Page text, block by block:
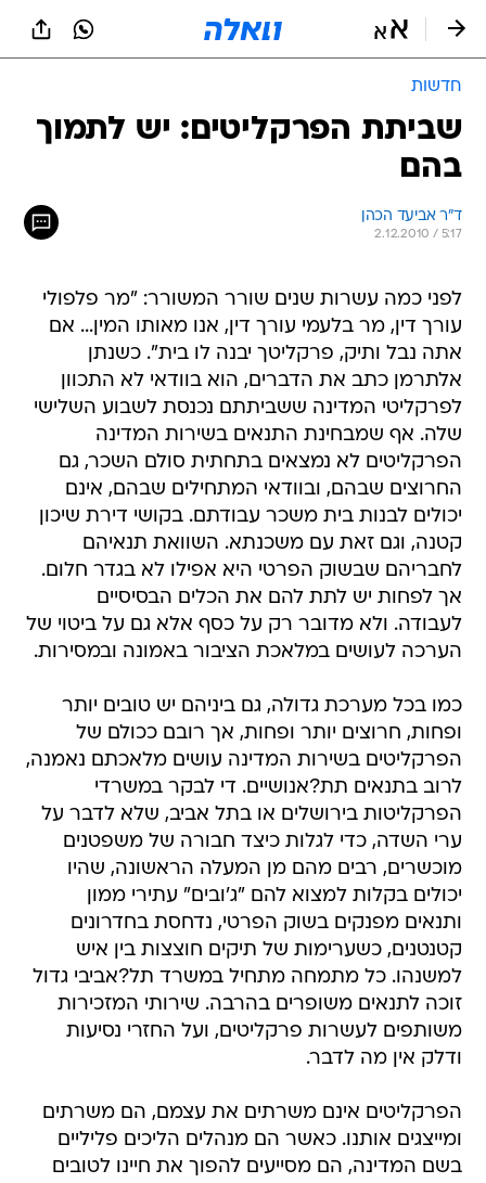
חדשות
שביתת הפרקליטים: יש לתמוך
בהם
ד"ר אביעד הכהן
2.12.2010 / 5:17
לפני כמה עשרות שנים שורר המשורר: "מר פלפולי
עורך דין, מר בלעמי עורך דין, אנו מאותו המין... אם
אתה נבל ותיק, פרקליטך יבנה לו בית". כשנתן
אלתרמן כתב את הדברים, הוא בוודאי לא התכוון
לפרקליטי המדינה ששביתתם נכנסת לשבוע השלישי
שלה. אף שמבחינת התנאים בשירות המדינה
הפרקליטים לא נמצאים בתחתית סולם השכר, גם
החרוצים שבהם, ובוודאי המתחילים שבהם, אינם
יכולים לבנות בית משכר עבודתם. בקושי דירת שיכון
קטנה, וגם זאת עם משכנתא. השוואת תנאיהם
לחבריהם שבשוק הפרטי היא אפילו לא בגדר חלום.
אך לפחות יש לתת להם את הכלים הבסיסיים
לעבודה. ולא מדובר רק על כסף אלא גם על ביטוי של
הערכה לעושים במלאכת הציבור באמונה ובמסירות.
כמו בכל מערכת גדולה, גם ביניהם יש טובים יותר
ופחות, חרוצים יותר ופחות, אך רובם ככולם של
הפרקליטים בשירות המדינה עושים מלאכתם נאמנה,
לרוב בתנאים תת?אנושיים. די לבקר במשרדי
הפרקליטות בירושלים או בתל אביב, שלא לדבר על
ערי השדה, כדי לגלות כיצד חבורה של משפטנים
מוכשרים, רבים מהם מן המעלה הראשונה, שהיו
יכולים בקלות למצוא להם "ג'ובים" עתירי ממון
ותנאים מפנקים בשוק הפרטי, נדחסת בחדרונים
קטנטנים, כשערימות של תיקים חוצצות בין איש
למשנהו. כל מתמחה מתחיל במשרד תל?אביבי גדול
זוכה לתנאים משופרים בהרבה. שירותי המזכירות
משותפים לעשרות פרקליטים, ועל החזרי נסיעות
ודלק אין מה לדבר.
הפרקליטים אינם משרתים את עצמם, הם משרתים
ומייצגים אותנו. כאשר הם מנהלים הליכים פליליים
בשם המדינה, הם מסייעים להפוך את חיינו לטובים